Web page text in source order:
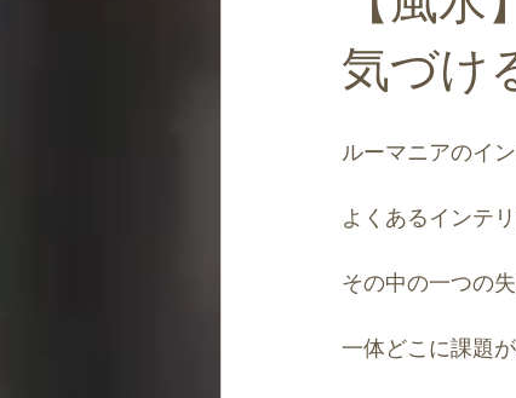
キャリアを支援する風水
バグアマップ 健康風水
気づけ
ルーマニアのイ
よくあるインテ
その中の一つの
一体どこに課題